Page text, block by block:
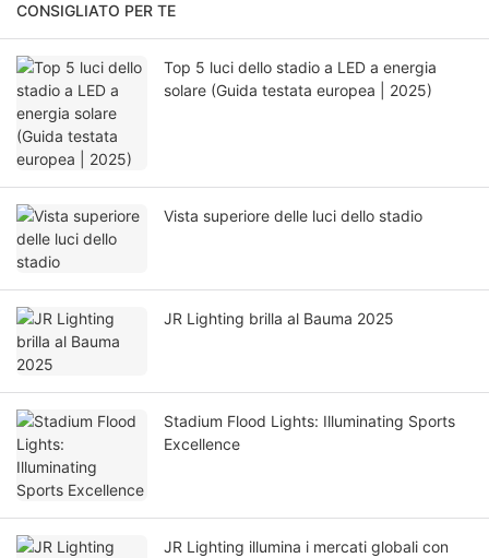
CONSIGLIATO PER TE
Top 5 luci dello stadio a LED a energia
solare (Guida testata europea | 2025)
Vista superiore delle luci dello stadio
JR Lighting brilla al Bauma 2025
Stadium Flood Lights: Illuminating Sports
Excellence
JR Lighting illumina i mercati globali con